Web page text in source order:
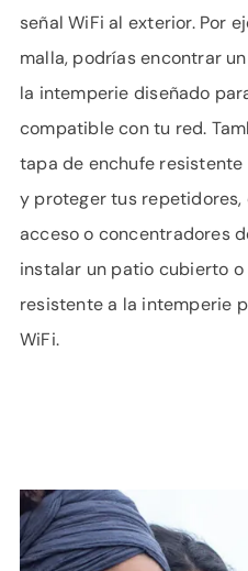
señal WiFi al exterior. Por
malla, podrías encontrar
la intemperie diseñado
compatible con tu red.
tapa de enchufe
y proteger tus repetidores,
acceso o concentradores
instalar un patio cubierto
resistente a la intemperie
WiFi.